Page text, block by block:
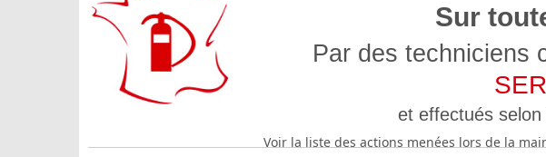
Sur
Par des techniciens
et effectués
Voir la liste des actions menées lors de la